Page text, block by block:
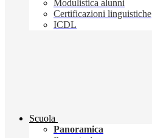
Modulistica alunni
Certificazioni linguistiche
ICDL
Scuola
Panoramica